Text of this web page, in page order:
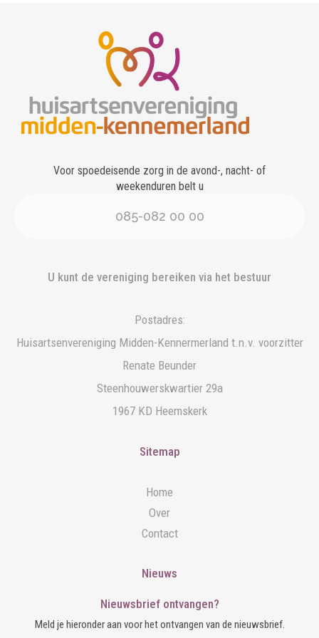
Voor spoedeisende zorg in de avond-, nacht- of
weekenduren belt u
085-082 00 00
U kunt de vereniging bereiken via het bestuur
Postadres:
Huisartsenvereniging Midden-Kennermerland t.n.v. voorzitter
Renate Beunder
Steenhouwerskwartier 29a
1967 KD Heemskerk
Sitemap
Home
Over
Contact
Nieuws
Nieuwsbrief ontvangen?
Meld je hieronder aan voor het ontvangen van de nieuwsbrief.